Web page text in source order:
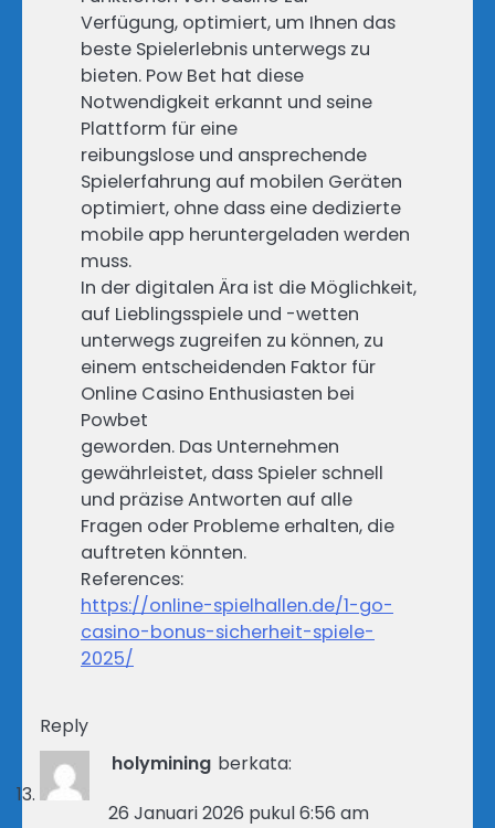
Verfügung, optimiert, um Ihnen das
beste Spielerlebnis unterwegs zu
bieten. Pow Bet hat diese
Notwendigkeit erkannt und seine
Plattform für eine
reibungslose und ansprechende
Spielerfahrung auf mobilen Geräten
optimiert, ohne dass eine dedizierte
mobile app heruntergeladen werden
muss.
In der digitalen Ära ist die Möglichkeit,
auf Lieblingsspiele und -wetten
unterwegs zugreifen zu können, zu
einem entscheidenden Faktor für
Online Casino Enthusiasten bei
Powbet
geworden. Das Unternehmen
gewährleistet, dass Spieler schnell
und präzise Antworten auf alle
Fragen oder Probleme erhalten, die
auftreten könnten.
References:
https://online-spielhallen.de/1-go-
casino-bonus-sicherheit-spiele-
2025/
Reply
holymining berkata:
26 Januari 2026 pukul 6:56 am